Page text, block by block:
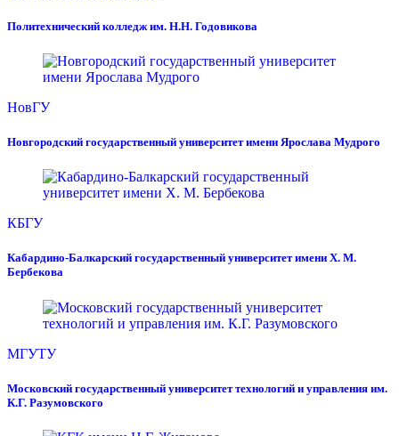
Политехнический колледж им. Н.Н. Годовикова
НовГУ
Новгородский государственный университет имени Ярослава Мудрого
КБГУ
Кабардино-Балкарский государственный университет имени Х. М.
Бербекова
МГУТУ
Московский государственный университет технологий и управления им.
К.Г. Разумовского